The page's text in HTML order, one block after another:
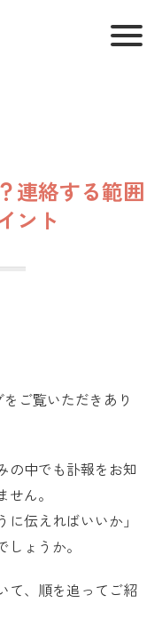
連絡する範囲
ント
ご覧いただきあり
の中でも訃報をお知
ん。
に伝えればいいか」
ょうか。
て、順を追ってご紹